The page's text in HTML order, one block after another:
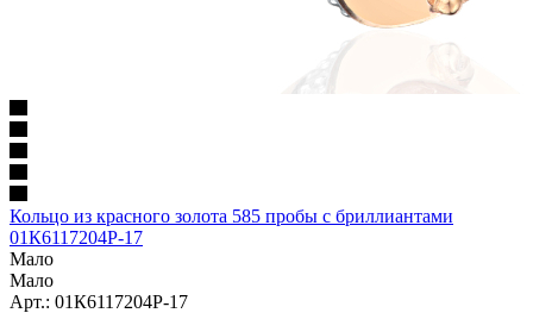
Кольцо из красного золота 585 пробы с бриллиантами
01К6117204Р-17
Мало
Мало
Арт.: 01К6117204Р-17